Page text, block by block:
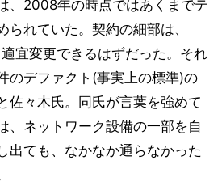
、2008年の時点ではあくまでテ
られていた。契約の細部は、
宜変更できるはずだった。それ
のデファクト(事実上の標準)の
佐々木氏。同氏が言葉を強めて
、ネットワーク設備の一部を自
出ても、なかなか通らなかった